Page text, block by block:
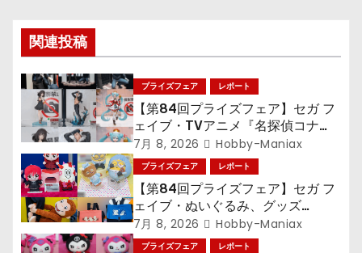
ビ
ゲ
ー
シ
ョ
ン
関連投稿
プライズフェア レポート
【第84回プライズフェア】セガ フ
ェイブ・TVアニメ『名探偵コナ
ン』TVアニメ『呪術廻戦』『〈物
語〉シリーズ』「初音ミク」
7月 8, 2026 Hobby-Maniax
プライズフェア レポート
【第84回プライズフェア】セガ フ
ェイブ・ぬいぐるみ、グッズ
『LiSA』『ミニオン』『おさるの
ジョージ』『ポケットモンスター』
7月 8, 2026 Hobby-Maniax
プライズフェア レポート